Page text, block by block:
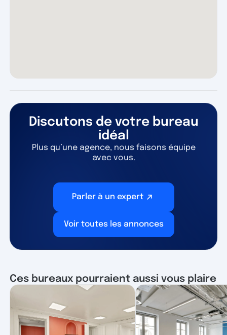
Discutons de votre bureau
idéal
Plus qu’une agence, nous faisons équipe
avec vous.
Parler à un expert
Voir toutes les annonces
Ces bureaux pourraient aussi vous plaire